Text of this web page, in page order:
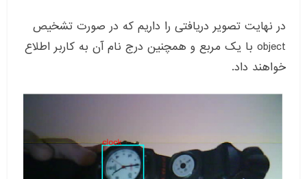
در نهایت تصویر دریافتی را داریم که در صورت تشخیص
object با یک مربع و همچنین درج نام آن به کاربر اطلاع
خواهند داد.